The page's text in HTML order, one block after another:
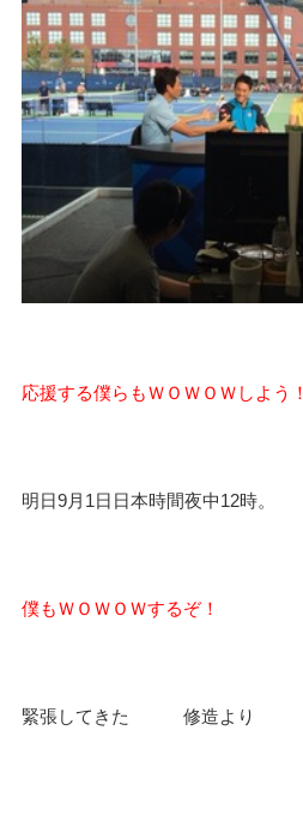
応援する僕らもＷＯＷＯＷしよう！
明日9月1日日本時間夜中12時。
僕もＷＯＷＯＷするぞ！
緊張してきた 修造より